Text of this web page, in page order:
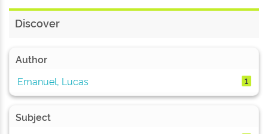
Discover
Author
Emanuel, Lucas
1
Subject